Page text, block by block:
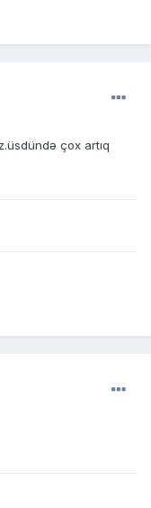
çox artıq